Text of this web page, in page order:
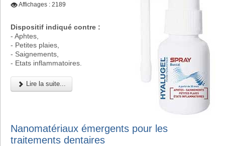
Affichages : 2189
Dispositif indiqué contre :
- Aphtes,
- Petites plaies,
- Saignements,
- Etats inflammatoires.
Lire la suite...
Nanomatériaux émergents pour les
traitements dentaires